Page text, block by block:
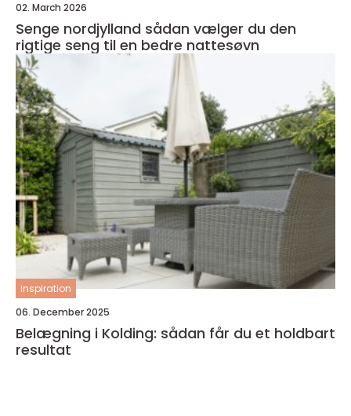
02. March 2026
Senge nordjylland sådan vælger du den
rigtige seng til en bedre nattesøvn
inspiration
06. December 2025
Belægning i Kolding: sådan får du et holdbart
resultat